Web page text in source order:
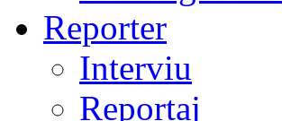
Reporter
Interviu
Reportaj